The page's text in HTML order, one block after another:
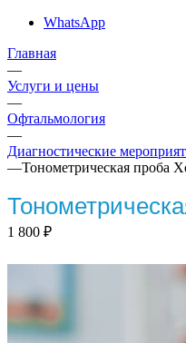
WhatsApp
Главная
—
Услуги и цены
—
Офтальмология
—
Диагностические
—Тонометрическая проба
1 800 ₽